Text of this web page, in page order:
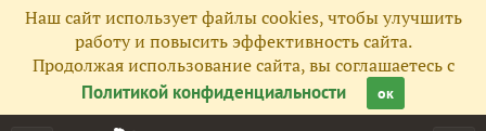
Наш сайт использует файлы cookies, чтобы улучшить
работу и повысить эффективность сайта.
Продолжая использование сайта, вы соглашаетесь с
Политикой конфиденциальности
ок